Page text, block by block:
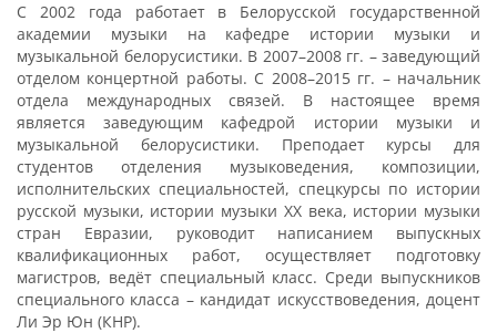
С 2002 года работает в Белорусской государственной
академии музыки на кафедре истории музыки и
музыкальной белорусистики. В 2007–2008 гг. – заведующий
отделом концертной работы. С 2008–2015 гг. – начальник
отдела международных связей. В настоящее время
является заведующим кафедрой истории музыки и
музыкальной белорусистики. Преподает курсы для
студентов отделения музыковедения, композиции,
исполнительских специальностей, спецкурсы по истории
русской музыки, истории музыки ХХ века, истории музыки
стран Евразии, руководит написанием выпускных
квалификационных работ, осуществляет подготовку
магистров, ведёт специальный класс. Среди выпускников
специального класса – кандидат искусствоведения, доцент
Ли Эр Юн (КНР).